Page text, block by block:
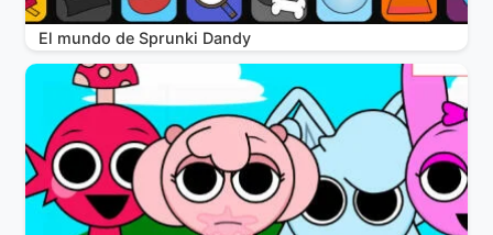
El mundo de Sprunki Dandy